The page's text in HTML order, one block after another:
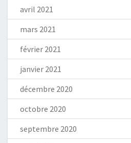
avril 2021
mars 2021
février 2021
janvier 2021
décembre 2020
octobre 2020
septembre 2020